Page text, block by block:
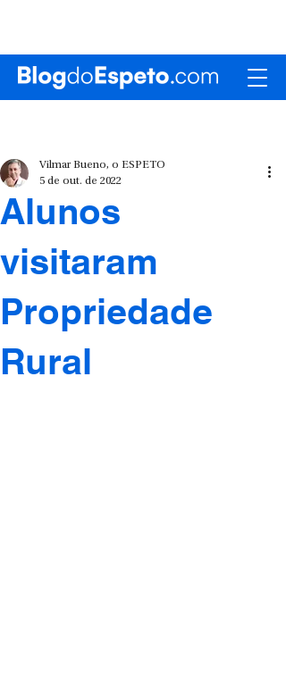
Alunos
visitaram
Propriedade
Rural
Vilmar Bueno, o ESPETO
5 de out. de 2022